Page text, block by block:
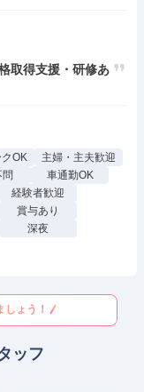
取得支援・研修あ
OK
主婦・主夫歓迎
問
車通勤OK
経験者歓迎
賞与あり
深夜
ょう！
ッフ